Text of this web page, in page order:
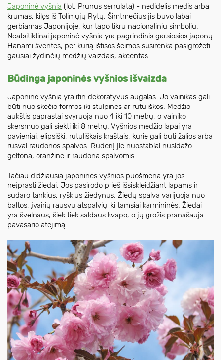
Japoninė vyšnia (lot. Prunus serrulata) - nedidelis medis arba
krūmas, kilęs iš Tolimųjų Rytų. Šimtmečius jis buvo labai
gerbiamas Japonijoje, kur tapo tikru nacionaliniu simboliu.
Neatsitiktinai japoninė vyšnia yra pagrindinis garsiosios japonų
Hanami šventės, per kurią ištisos šeimos susirenka pasigrožėti
gausiai žydinčių medžių vaizdais, akcentas.
Būdinga japoninės vyšnios išvaizda
Japoninė vyšnia yra itin dekoratyvus augalas. Jo vainikas gali
būti nuo skėčio formos iki stulpinės ar rutuliškos. Medžio
aukštis paprastai svyruoja nuo 4 iki 10 metrų, o vainiko
skersmuo gali siekti iki 8 metrų. Vyšnios medžio lapai yra
pavieniai, elipsiški, rutuliškais kraštais, kurie gali būti žalios arba
rusvai raudonos spalvos. Rudenį jie nuostabiai nusidažo
geltona, oranžine ir raudona spalvomis.
Tačiau didžiausia japoninės vyšnios puošmena yra jos
neįprasti žiedai. Jos pasirodo prieš išsiskleidžiant lapams ir
sudaro tankius, ryškius žiedynus. Žiedų spalva varijuoja nuo
baltos, įvairių rausvų atspalvių iki tamsiai karmininės. Žiedai
yra švelnaus, šiek tiek saldaus kvapo, o jų grožis pranašauja
pavasario atėjimą.